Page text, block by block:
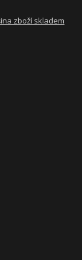
zboží skladem